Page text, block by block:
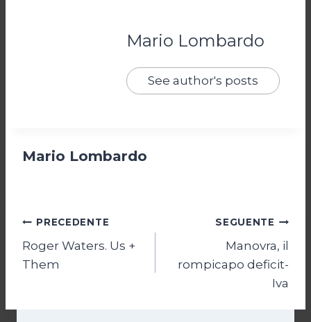
Mario Lombardo
See author's posts
Mario Lombardo
Navigazione
articoli
PRECEDENTE
Roger Waters. Us +
Them
SEGUENTE
Manovra, il
rompicapo deficit-
Iva